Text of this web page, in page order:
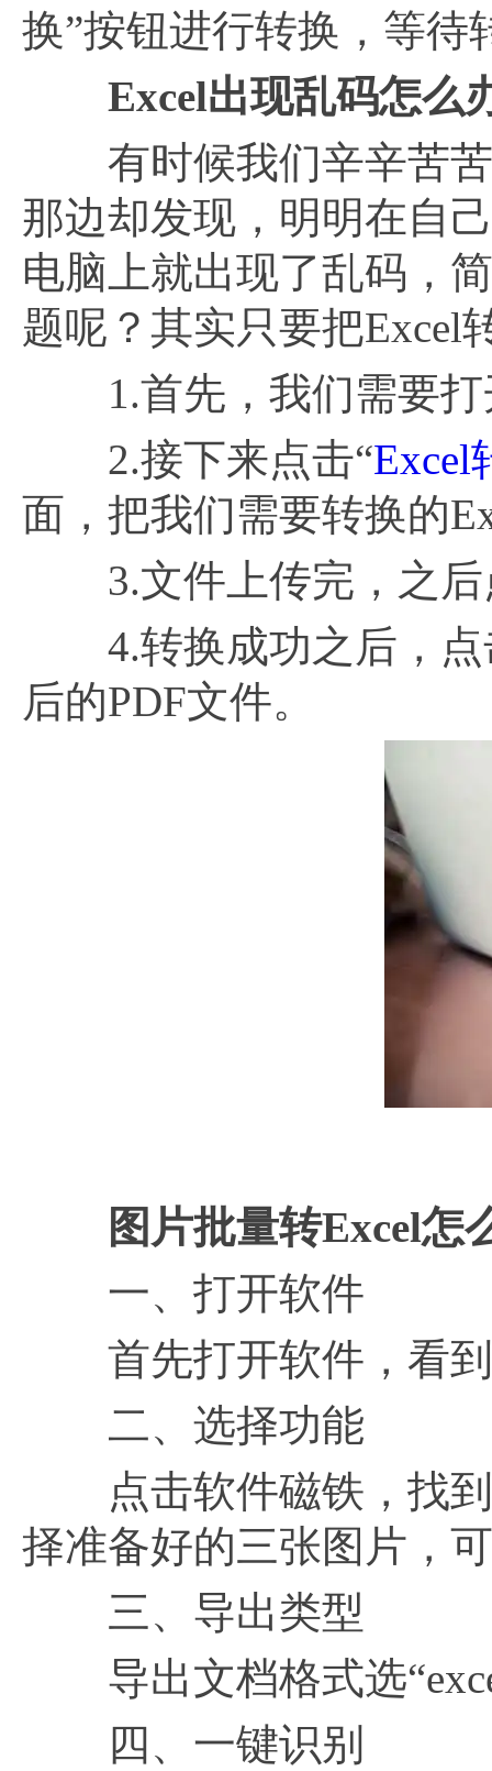
换”按钮进行转换，等待
Excel出现乱码怎么
有时候我们辛辛苦苦
那边却发现，明明在自
电脑上就出现了乱码，
题呢？其实只要把Excel
1.首先，我们需要打
2.接下来点击“Excel
面，把我们需要转换的
3.文件上传完，之后
4.转换成功之后，点
后的PDF文件。
图片批量转Excel怎
一、打开软件
首先打开软件，看到
二、选择功能
点击软件磁铁，找到“
择准备好的三张图片，
三、导出类型
导出文档格式选
四、一键识别